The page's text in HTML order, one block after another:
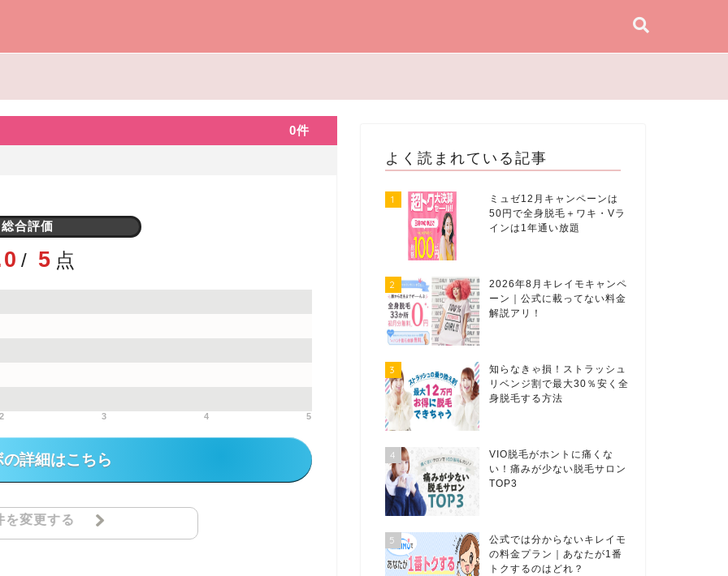
0件
総合評価
/ 5 点
3 4 5
詳細はこちら
を変更する
よく読まれている記事
1
ミュゼ12月キャンペーンは
50円で全身脱毛＋ワキ・Vラ
インは1年通い放題
2
2026年8月キレイモキャンペ
ーン｜公式に載ってない料金
解説アリ！
3
知らなきゃ損！ストラッシュ
リベンジ割で最大30％安く全
身脱毛する方法
4
VIO脱毛がホントに痛くな
い！痛みが少ない脱毛サロン
TOP3
5
公式では分からないキレイモ
の料金プラン｜あなたが1番
トクするのはどれ？